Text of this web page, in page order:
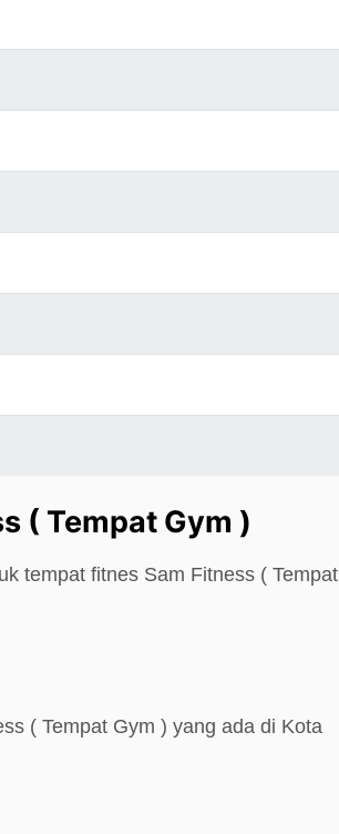
( Tempat Gym )
tempat fitnes Sam Fitness ( Tempat
( Tempat Gym ) yang ada di Kota